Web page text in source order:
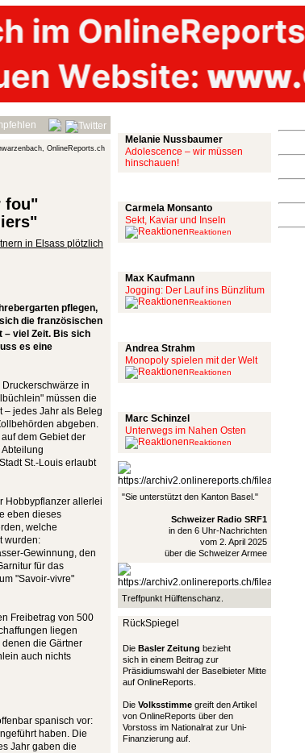
OnlineReports.ch
fou"
in Elsass plötzlich
pflegen,
die französischen
– viel Zeit. Bis sich
es eine
in
müssen die
– jedes Jahr als Beleg
abgeben.
dem Gebiet der
St.-Louis erlaubt
Hobbypflanzer allerlei
eben dieses
welche
wurden:
Gewinnung, den
für das
"Savoir-vivre"
Freibetrag von 500
liegen
die Gärtner
auch nichts
spanisch vor:
haben. Die
Jahr gaben die
Melanie Nussbaumer
Adolescence – wir müssen
hinschauen!
Carmela Monsanto
Sekt, Kaviar und Inseln
Reaktionen
Max Kaufmann
Jogging: Der Lauf ins Bünzlitum
Reaktionen
Andrea Strahm
Monopoly spielen mit der Welt
Reaktionen
Marc Schinzel
Unterwegs im Nahen Osten
Reaktionen
"Sie unterstützt den Kanton Basel."
Schweizer Radio SRF1
in den 6 Uhr-Nachrichten
vom 2. April 2025
über die Schweizer Armee
Treffpunkt Hülftenschanz.
RückSpiegel
Die Basler Zeitung bezieht
sich in einem Beitrag zur
Präsidiumswahl der Baselbieter Mitte
auf OnlineReports.
Die Volksstimme greift den Artikel
von OnlineReports über den
Vorstoss im Nationalrat zur Uni-
Finanzierung auf.